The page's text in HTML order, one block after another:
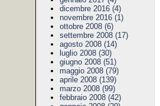
dicembre 2016 (4)
novembre 2016 (1)
ottobre 2008 (6)
settembre 2008 (17)
agosto 2008 (14)
luglio 2008 (30)
giugno 2008 (51)
maggio 2008 (79)
aprile 2008 (139)
marzo 2008 (99)
febbraio 2008 (42)